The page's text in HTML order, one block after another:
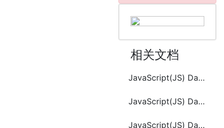
相关文档
JavaScript(JS) Date.getDay()
JavaScript(JS) Date.getMinutes()
JavaScript(JS) Date.getTimezoneOffset()